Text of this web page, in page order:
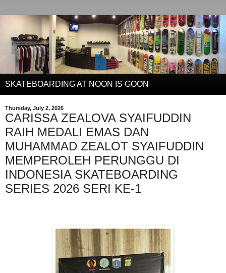
SKATEBOARDING AT NOON IS GOON
Thursday, July 2, 2026
CARISSA ZEALOVA SYAIFUDDIN
RAIH MEDALI EMAS DAN
MUHAMMAD ZEALOT SYAIFUDDIN
MEMPEROLEH PERUNGGU DI
INDONESIA SKATEBOARDING
SERIES 2026 SERI KE-1